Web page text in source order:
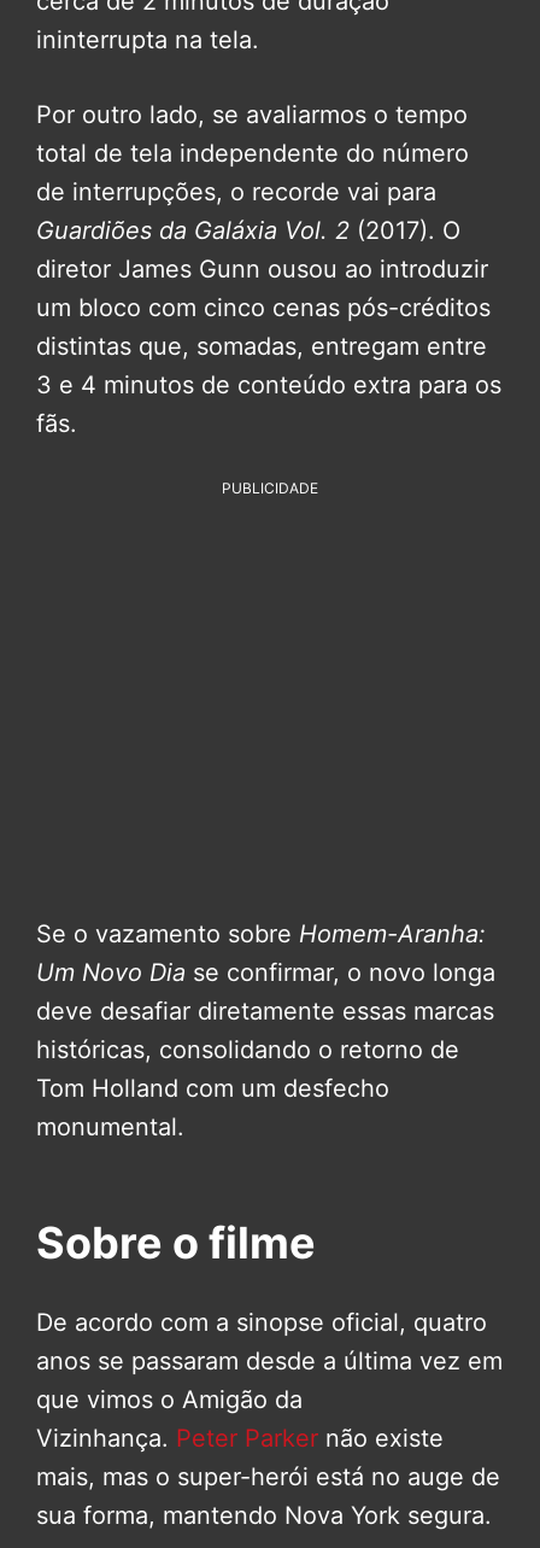
ininterrupta na tela.
Por outro lado, se avaliarmos o tempo
total de tela independente do número
de interrupções, o recorde vai para
Guardiões da Galáxia Vol. 2 (2017). O
diretor James Gunn ousou ao introduzir
um bloco com cinco cenas pós-créditos
distintas que, somadas, entregam entre
3 e 4 minutos de conteúdo extra para os
fãs.
PUBLICIDADE
Se o vazamento sobre Homem-Aranha:
Um Novo Dia se confirmar, o novo longa
deve desafiar diretamente essas marcas
históricas, consolidando o retorno de
Tom Holland com um desfecho
monumental.
Sobre o filme
De acordo com a sinopse oficial, quatro
anos se passaram desde a última vez em
que vimos o Amigão da
Vizinhança. Peter Parker não existe
mais, mas o super-herói está no auge de
sua forma, mantendo Nova York segura.